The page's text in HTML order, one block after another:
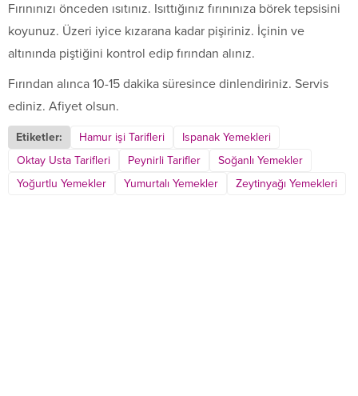
Fırınınızı önceden ısıtınız. Isıttığınız fırınınıza börek tepsisini
koyunuz. Üzeri iyice kızarana kadar pişiriniz. İçinin ve
altınında piştiğini kontrol edip fırından alınız.
Fırından alınca 10-15 dakika süresince dinlendiriniz. Servis
ediniz. Afiyet olsun.
Etiketler: Hamur işi Tarifleri
Ispanak Yemekleri
Oktay Usta Tarifleri
Peynirli Tarifler
Soğanlı Yemekler
Yoğurtlu Yemekler
Yumurtalı Yemekler Zeytinyağı Yemekleri